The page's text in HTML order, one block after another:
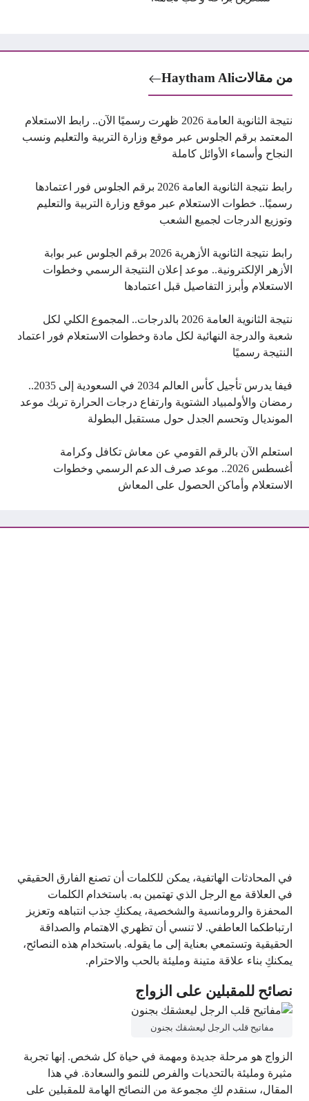
من مقالاتHaytham Ali
نتيجة الثانوية العامة 2026 ظهرت رسميًا الآن.. رابط الاستعلام
المعتمد برقم الجلوس عبر موقع وزارة التربية والتعليم ونسب
النجاح وأسماء الأوائل كاملة
رابط نتيجة الثانوية العامة 2026 برقم الجلوس فور اعتمادها
رسميًا.. خطوات الاستعلام عبر موقع وزارة التربية والتعليم
وتوزيع الدرجات لجميع الشعب
رابط نتيجة الثانوية الأزهرية 2026 برقم الجلوس عبر بوابة
الأزهر الإلكترونية.. موعد إعلان النتيجة الرسمي وخطوات
الاستعلام وأبرز التفاصيل قبل اعتمادها
نتيجة الثانوية العامة 2026 بالدرجات.. المجموع الكلي لكل
شعبة والدرجة النهائية لكل مادة وخطوات الاستعلام فور اعتماد
النتيجة رسميًا
فيفا يدرس تأجيل كأس العالم 2034 في السعودية إلى 2035..
رمضان والأولمبياد الشتوية وارتفاع درجات الحرارة تربك موعد
المونديال وتحسم الجدل حول مستقبل البطولة
استعلم الآن بالرقم القومي عن معاش تكافل وكرامة
أغسطس 2026.. موعد صرف الدعم الرسمي وخطوات
الاستعلام وأماكن الحصول على المعاش
في المحادثات الهاتفية، يمكن للكلمات أن تصنع الفارق الحقيقي
في العلاقة مع الرجل الذي تهتمين به. باستخدام الكلمات
المحفزة والرومانسية والشخصية، يمكنكِ جذب انتباهه وتعزيز
ارتباطكما العاطفي. لا تنسي أن تظهري الاهتمام والصداقة
الحقيقية وتستمعي بعناية إلى ما يقوله. باستخدام هذه النصائح،
يمكنكِ بناء علاقة متينة ومليئة بالحب والاحترام.
نصائح للمقبلين على الزواج
مفاتيح قلب الرجل ليعشقك بجنون
الزواج هو مرحلة جديدة ومهمة في حياة كل شخص. إنها تجربة
مثيرة ومليئة بالتحديات والفرص للنمو والسعادة. في هذا
المقال، سنقدم لكِ مجموعة من النصائح الهامة للمقبلين على